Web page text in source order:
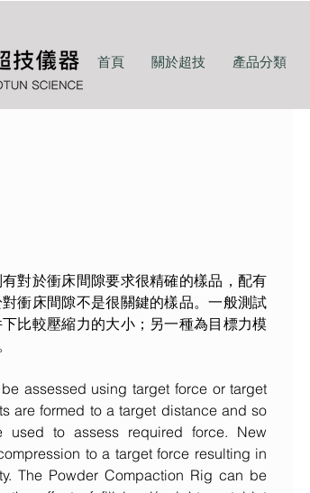
首頁 關於超技 產品分類
對於衝床間隙要求很精確的樣品，配有
衝床間隙不是很關鍵的樣品。一般測試
比較壓縮力的大小；另一種為目標力模
assessed using target force or target
are formed to a target distance and so
to assess required force. New
to a target force resulting in
The Powder Compaction Rig can be